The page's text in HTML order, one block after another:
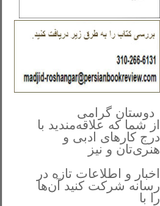
دوستان گرامی
از شما که علاقه‌مندید با
درج کارهای‌ ادبی و
هنری‌تان و نیز
اخبار و اطلاعات تازه در
رسانه شرکت کنید آن‌ها
را با